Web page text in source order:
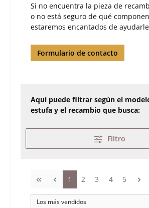
Si no encuentra la pieza de
o no está seguro de qué
estaremos encantados de
Formulario de contacto
Aquí puede filtrar según el
estufa y el recambio que busca:
Filtro
Página
1 Página
2 Página
3 Página
4 Página
5